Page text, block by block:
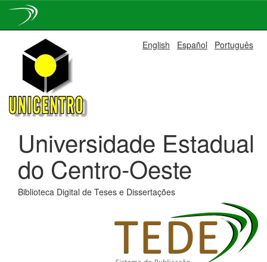
navigation
English Español Português
Universidade Estadual
do Centro-Oeste
Biblioteca Digital de Teses e Dissertações